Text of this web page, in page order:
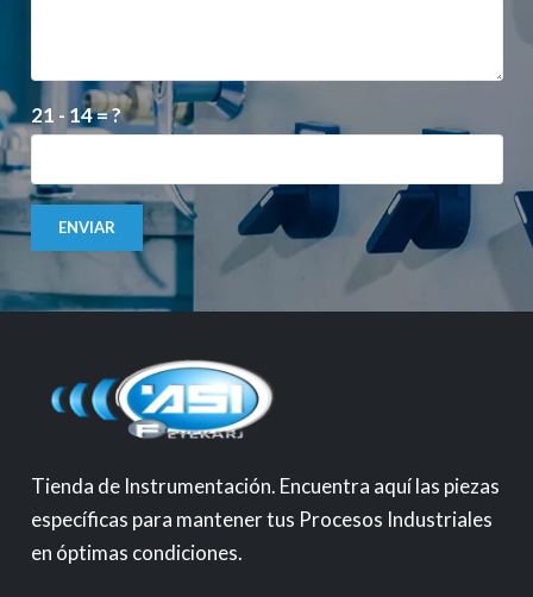
21 - 14 = ?
ENVIAR
Tienda de Instrumentación. Encuentra aquí las piezas
específicas para mantener tus Procesos Industriales
en óptimas condiciones.